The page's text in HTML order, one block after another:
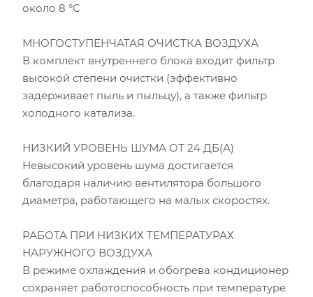
около 8 °С
МНОГОСТУПЕНЧАТАЯ ОЧИСТКА ВОЗДУХА
В комплект внутреннего блока входит фильтр
высокой степени очистки (эффективно
задерживает пыль и пыльцу), а также фильтр
холодного катализа.
НИЗКИЙ УРОВЕНЬ ШУМА ОТ 24 ДБ(А)
Невысокий уровень шума достигается
благодаря наличию вентилятора большого
диаметра, работающего на малых скоростях.
РАБОТА ПРИ НИЗКИХ ТЕМПЕРАТУРАХ
НАРУЖНОГО ВОЗДУХА
В режиме охлаждения и обогрева кондиционер
сохраняет работоспособность при температуре